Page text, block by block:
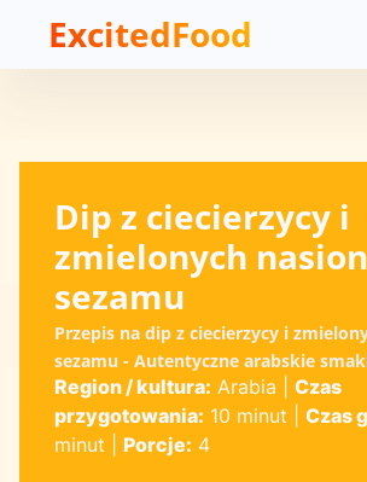
ExcitedFood
Dip z ciecierzycy i
zmielonych nasion
sezamu
Przepis na dip z ciecierzycy i
sezamu - Autentyczne arabskie
Region / kultura: Arabia
Czas
przygotowania: 10 minut Czas
minut
Porcje: 4